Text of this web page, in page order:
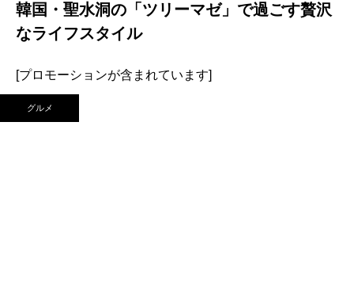
韓国・聖水洞の「ツリーマゼ」で過ごす贅沢
なライフスタイル
[プロモーションが含まれています]
グルメ